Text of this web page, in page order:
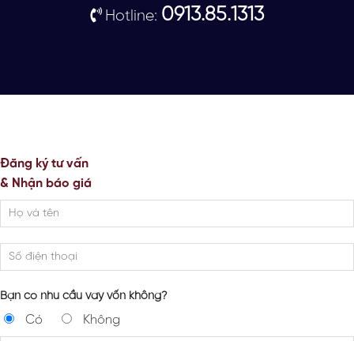
Hotline: 0913.85.1313
Đăng ký tư vấn
& Nhận báo giá
Bạn có nhu cầu vay vốn không?
Có Không